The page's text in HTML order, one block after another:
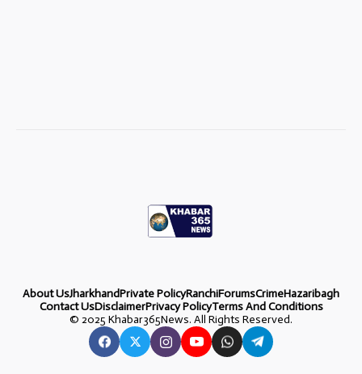
About UsJharkhandPrivate PolicyRanchiForumsCrimeHazaribagh
Contact UsDisclaimerPrivacy PolicyTerms And Conditions
© 2025 Khabar365News. All Rights Reserved.